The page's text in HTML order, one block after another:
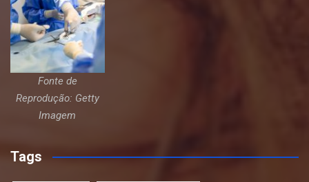
Fonte de
Reprodução: Getty
Imagem
Tags